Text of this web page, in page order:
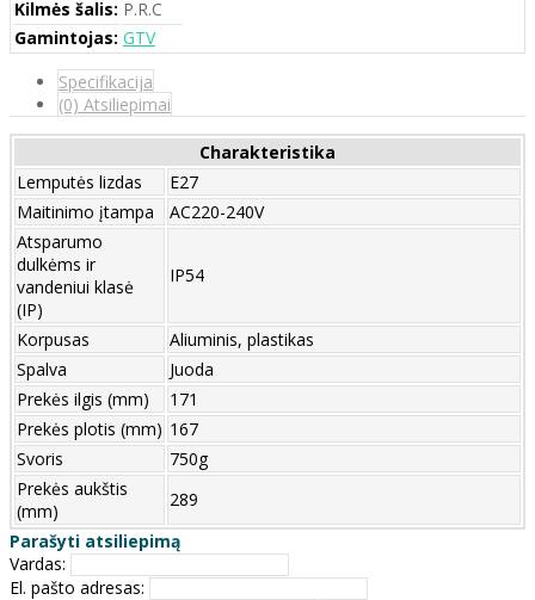
Kilmės šalis: P.R.C
Gamintojas: GTV
Specifikacija
(0) Atsiliepimai
Charakteristika
Lemputės lizdas
E27
Maitinimo įtampa
AC220-240V
Atsparumo
dulkėms ir
vandeniui klasė
(IP)
IP54
Korpusas
Aliuminis, plastikas
Spalva
Juoda
Prekės ilgis (mm)
171
Prekės plotis (mm) 167
Svoris
750g
Prekės aukštis
(mm)
289
Parašyti atsiliepimą
Vardas:
El. pašto adresas: